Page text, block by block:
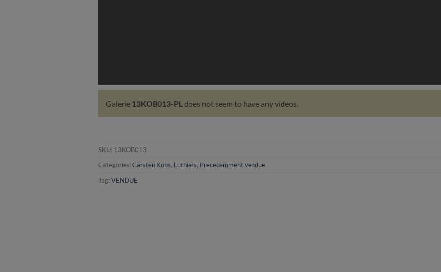
Galerie 13KOB013-PL does not seem to have any videos.
SKU: 13KOB013
Categories: Carsten Kobs, Luthiers, Précédemment vendue
Tag: VENDUE